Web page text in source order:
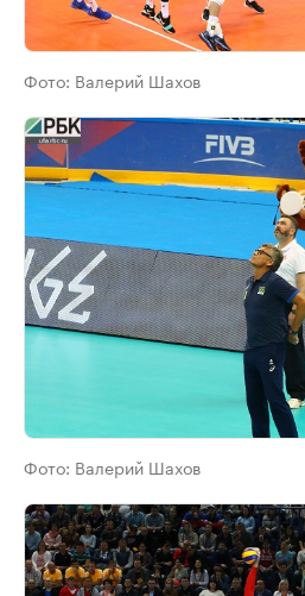
Фото: Валерий Шахов
Фото: Валерий Шахов